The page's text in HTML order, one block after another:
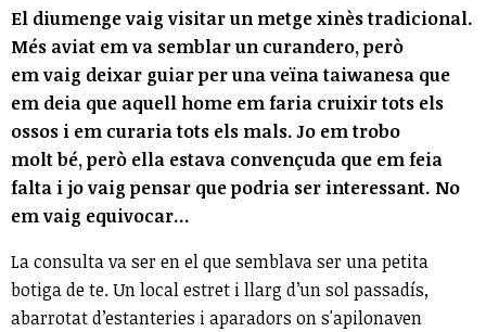
El diumenge vaig visitar un metge xinès tradicional.
Més aviat em va semblar un curandero, però
em vaig deixar guiar per una veïna taiwanesa que
em deia que aquell home em faria cruixir tots els
ossos i em curaria tots els mals. Jo em trobo
molt bé, però ella estava convençuda que em feia
falta i jo vaig pensar que podria ser interessant. No
em vaig equivocar...
La consulta va ser en el que semblava ser una petita
botiga de te. Un local estret i llarg d’un sol passadís,
abarrotat d’estanteries i aparadors on s'apilonaven